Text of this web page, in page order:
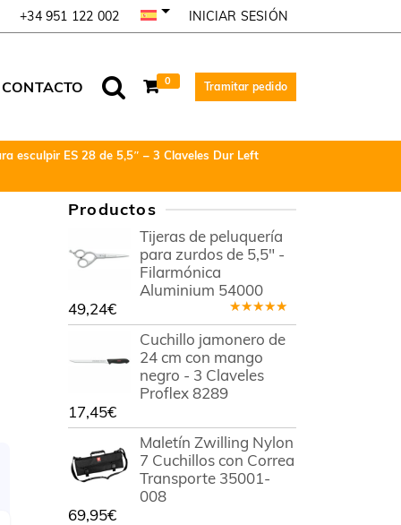
+34 951 122 002 INICIAR SESIÓN
CONTACTO 0 Tramitar pedido
esculpir ES 28 de 5,5″ – 3 Claveles Dur Left
Productos
Tijeras de peluquería
para zurdos de 5,5" -
Filarmónica
Aluminium 54000
Valorado
en5.00de
5
49,24€
Cuchillo jamonero de
24 cm con mango
negro - 3 Claveles
Proflex 8289
17,45€
Maletín Zwilling Nylon
7 Cuchillos con Correa
Transporte 35001-
008
69,95€